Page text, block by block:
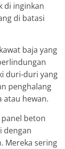
di inginkan
di batasi
baja yang
duri-duri yang
penghalang
atau hewan.
beton
dengan
Mereka sering